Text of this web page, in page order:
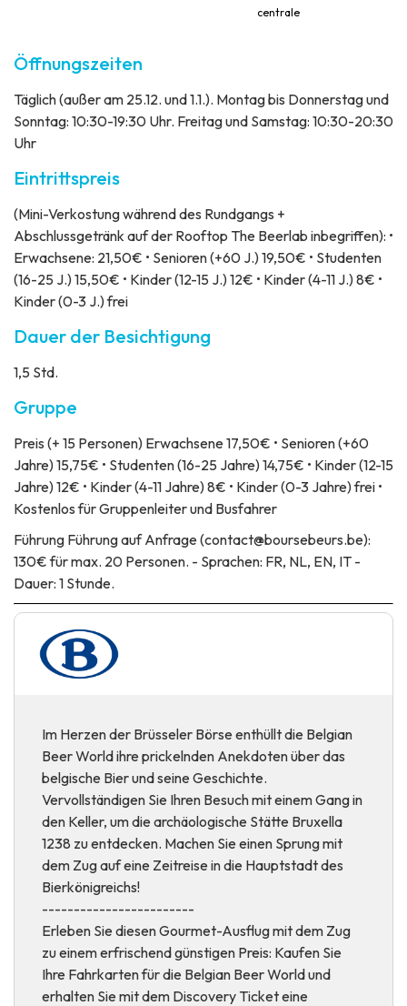
centrale
Öffnungszeiten
Täglich (außer am 25.12. und 1.1.). Montag bis Donnerstag und
Sonntag: 10:30-19:30 Uhr. Freitag und Samstag: 10:30-20:30
Uhr
Eintrittspreis
(Mini-Verkostung während des Rundgangs +
Abschlussgetränk auf der Rooftop The Beerlab inbegriffen): •
Erwachsene: 21,50€ • Senioren (+60 J.) 19,50€ • Studenten
(16-25 J.) 15,50€ • Kinder (12-15 J.) 12€ • Kinder (4-11 J.) 8€ •
Kinder (0-3 J.) frei
Dauer der Besichtigung
1,5 Std.
Gruppe
Preis (+ 15 Personen) Erwachsene 17,50€ • Senioren (+60
Jahre) 15,75€ • Studenten (16-25 Jahre) 14,75€ • Kinder (12-15
Jahre) 12€ • Kinder (4-11 Jahre) 8€ • Kinder (0-3 Jahre) frei •
Kostenlos für Gruppenleiter und Busfahrer
Führung Führung auf Anfrage (contact@boursebeurs.be):
130€ für max. 20 Personen. - Sprachen: FR, NL, EN, IT -
Dauer: 1 Stunde.
Im Herzen der Brüsseler Börse enthüllt die Belgian
Beer World ihre prickelnden Anekdoten über das
belgische Bier und seine Geschichte.
Vervollständigen Sie Ihren Besuch mit einem Gang in
den Keller, um die archäologische Stätte Bruxella
1238 zu entdecken. Machen Sie einen Sprung mit
dem Zug auf eine Zeitreise in die Hauptstadt des
Bierkönigreichs!
------------------------
Erleben Sie diesen Gourmet-Ausflug mit dem Zug
zu einem erfrischend günstigen Preis: Kaufen Sie
Ihre Fahrkarten für die Belgian Beer World und
erhalten Sie mit dem Discovery Ticket eine